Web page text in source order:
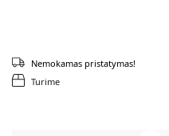
Turime
Nemokamas pristatymas!